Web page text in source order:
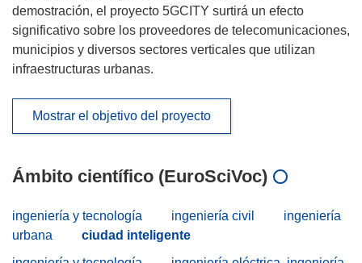
demostración, el proyecto 5GCITY surtirá un efecto
significativo sobre los proveedores de telecomunicaciones,
municipios y diversos sectores verticales que utilizan
infraestructuras urbanas.
Mostrar el objetivo del proyecto
Ámbito científico (EuroSciVoc)
ingeniería y tecnología ingeniería civil
ingeniería
urbana
ciudad inteligente